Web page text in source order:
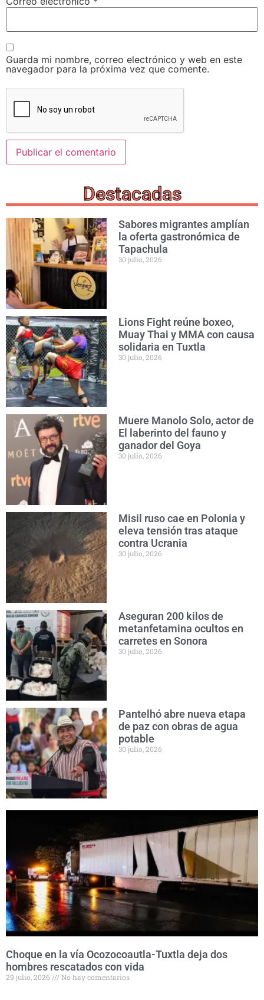
Guarda mi nombre, correo electrónico y web en este
navegador para la próxima vez que comente.
Destacadas
Sabores migrantes amplían
la oferta gastronómica de
Tapachula
30 julio, 2026
Lions Fight reúne boxeo,
Muay Thai y MMA con causa
solidaria en Tuxtla
30 julio, 2026
Muere Manolo Solo, actor de
El laberinto del fauno y
ganador del Goya
30 julio, 2026
Misil ruso cae en Polonia y
eleva tensión tras ataque
contra Ucrania
30 julio, 2026
Aseguran 200 kilos de
metanfetamina ocultos en
carretes en Sonora
30 julio, 2026
Pantelhó abre nueva etapa
de paz con obras de agua
potable
30 julio, 2026
Choque en la vía Ocozocoautla-Tuxtla deja dos
hombres rescatados con vida
29 julio, 2026 No hay comentarios